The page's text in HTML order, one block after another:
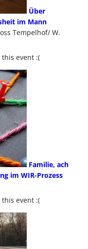
Über
im Mann
Tempelhof/ W.
event :(
Familie, ach
im WIR-Prozess
event :(